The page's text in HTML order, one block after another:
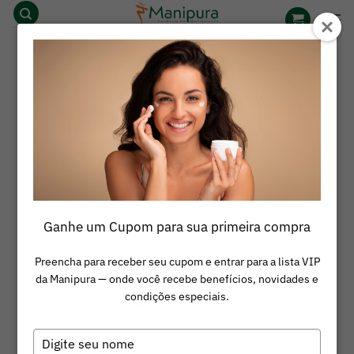
Skip
Peptídeo de Cobre: Regeneração da Pele e Colágeno | Manipura
Farmácia
Rotina de Skincare | Avaliação
Resultado Rotina Essencial Personalizada
Rotina Manchas e Pele Sensível
Ganhe um Cupom para sua primeira compra
Preencha para receber seu cupom e entrar para a lista VIP
da Manipura — onde você recebe benefícios, novidades e
condições especiais.
Digite